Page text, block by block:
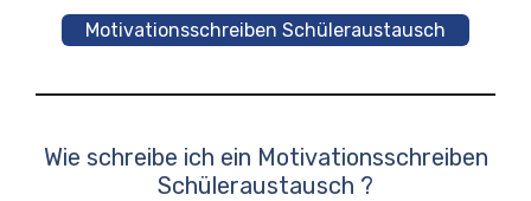
Motivationsschreiben Schüleraustausch
Wie schreibe ich ein Motivationsschreiben
Schüleraustausch ?